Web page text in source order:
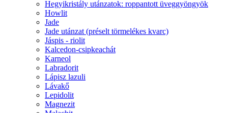
Hegyikristály utánzatok: roppantott üveggyöngyök
Howlit
Jade
Jade utánzat (préselt törmelékes kvarc)
Jáspis - riolit
Kalcedon-csipkeachát
Karneol
Labradorit
Lápisz lazuli
Lávakő
Lepidolit
Magnezit